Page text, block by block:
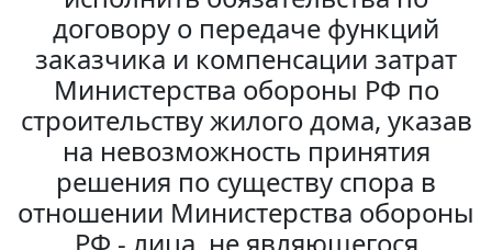
договору о передаче функций
заказчика и компенсации затрат
Министерства обороны РФ по
строительству жилого дома, указав
на невозможность принятия
решения по существу спора в
отношении Министерства обороны